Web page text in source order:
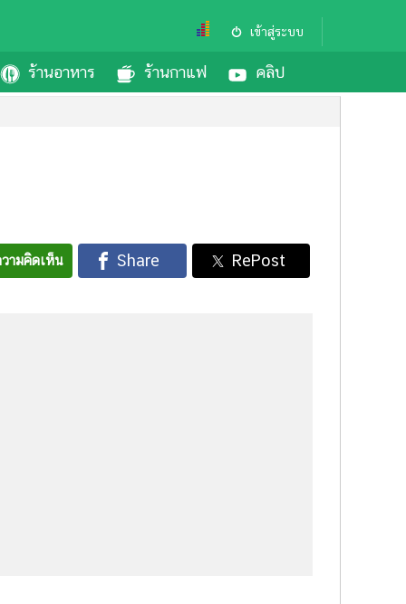
เข้าสู่ระบบ
ร้านอาหาร ร้านกาแฟ คลิป
ามคิดเห็น